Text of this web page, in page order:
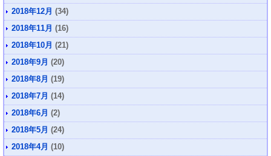
2018年12月 (34)
2018年11月 (16)
2018年10月 (21)
2018年9月 (20)
2018年8月 (19)
2018年7月 (14)
2018年6月 (2)
2018年5月 (24)
2018年4月 (10)